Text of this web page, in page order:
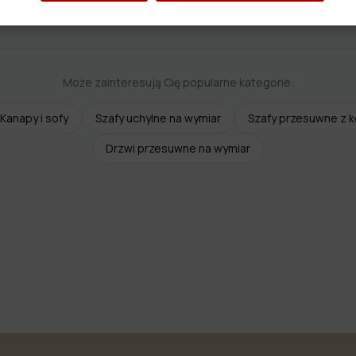
Może zainteresują Cię popularne kategorie:
Kanapy i sofy Szafy uchylne na wymiar
Szafy przesuwne z
Drzwi przesuwne na wymiar